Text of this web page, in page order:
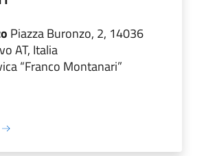
Piazza Buronzo, 2, 14036
AT, Italia
“Franco Montanari”